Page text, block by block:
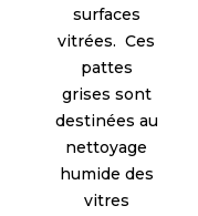
surfaces
vitrées. Ces
pattes
grises sont
destinées au
nettoyage
humide des
vitres